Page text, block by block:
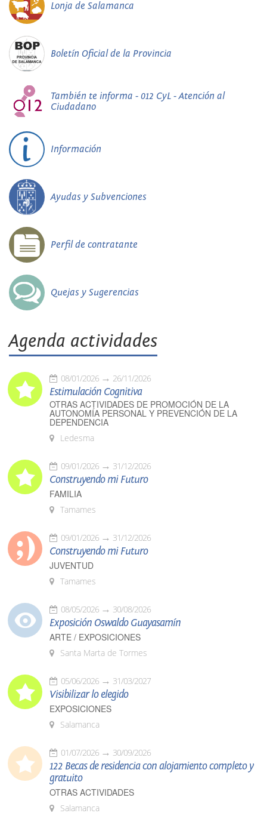
Lonja de Salamanca
Boletín Oficial de la Provincia
También te informa - 012 CyL - Atención al
Ciudadano
Información
Ayudas y Subvenciones
Perfil de contratante
Quejas y Sugerencias
Agenda actividades
08/01/2026 26/11/2026
Estimulación Cognitiva
OTRAS ACTIVIDADES DE PROMOCIÓN DE LA
AUTONOMÍA PERSONAL Y PREVENCIÓN DE LA
DEPENDENCIA
Ledesma
09/01/2026 31/12/2026
Construyendo mi Futuro
FAMILIA
Tamames
09/01/2026 31/12/2026
Construyendo mi Futuro
JUVENTUD
Tamames
08/05/2026 30/08/2026
Exposición Oswaldo Guayasamín
ARTE / EXPOSICIONES
Santa Marta de Tormes
05/06/2026 31/03/2027
Visibilizar lo elegido
EXPOSICIONES
Salamanca
01/07/2026 30/09/2026
122 Becas de residencia con alojamiento completo y
gratuito
OTRAS ACTIVIDADES
Salamanca